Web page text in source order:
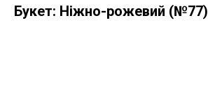
Букет: Ніжно-рожевий (№77)